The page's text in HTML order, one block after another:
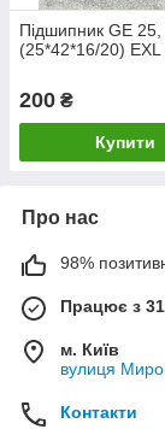
Підшипник GE
(25*42*16/20)
200 ₴
Купити
Про нас
98%
Працює з
м. Київ
вулиця
Контакти